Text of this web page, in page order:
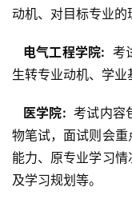
动机、对目标专业的
  电气工程学院:
考
生转专业动机、学业
  医学院:
考试内容
物笔试，面试则会
能力、原专业学习
及学习规划等。